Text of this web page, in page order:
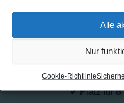
Alle
Nur
Cookie-Richtlinie
Ob Geburtstag,
Familienausflug
✔ Platz für 8